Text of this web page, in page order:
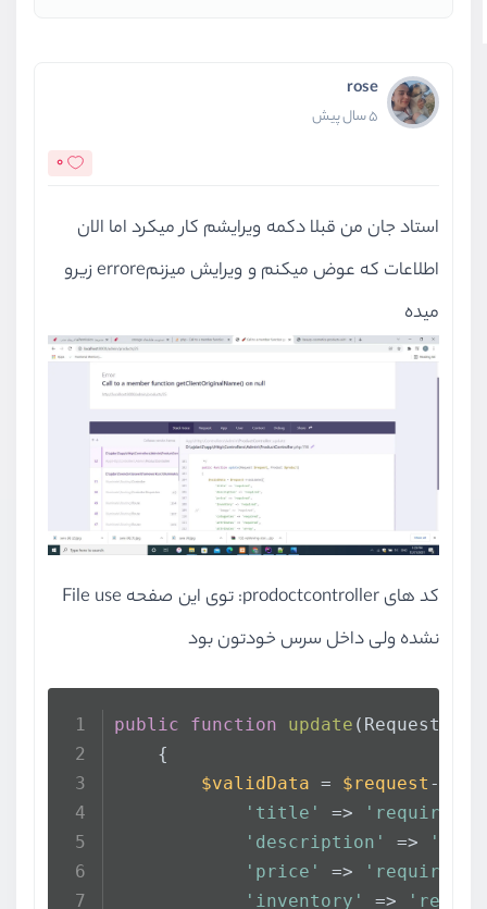
rose
5 سال پیش
0
استاد جان من قبلا دکمه ویرایشم کار میکرد اما الان
اطلاعات که عوض میکنم و ویرایش میزنمerrore زیرو
میده
کد های prodoctcontroller: توی این صفحه File use
نشده ولی داخل سرس خودتون بود
public function update ( Request
    {
$validData = $request ->
'title'
=> 'required'
'description'
=>
'price'
=> 'required'
'inventory'
=>